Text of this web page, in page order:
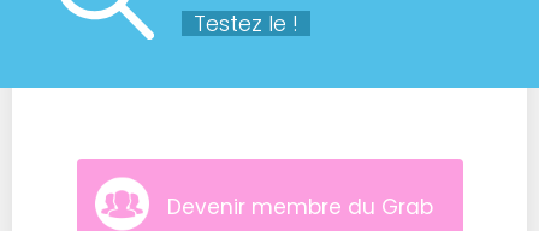
Testez le !
Devenir membre du Grab